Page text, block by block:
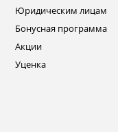
Юридическим лицам
Бонусная программа
Акции
Уценка